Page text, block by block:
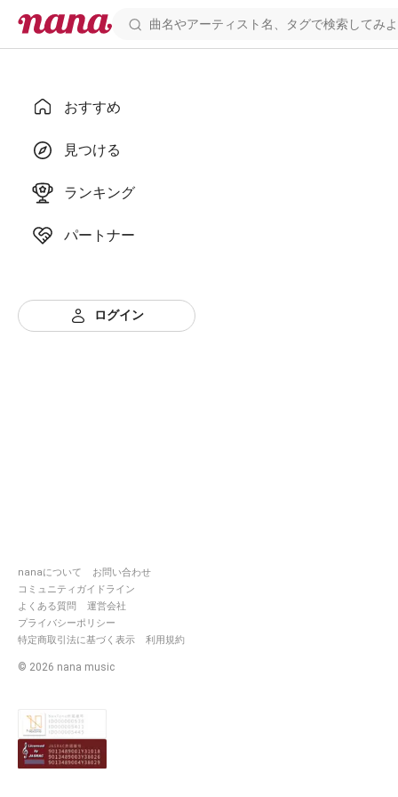
おすすめ
見つける
ランキング
パートナー
ログイン
nanaについて
お問い合わせ
コミュニティガイドライン
よくある質問
運営会社
プライバシーポリシー
特定商取引法に基づく表示
利用規約
© 2026 nana music